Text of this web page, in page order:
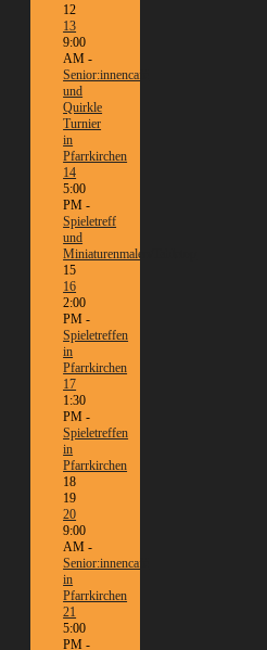
12
13
9:00
AM -
Senior:innencafé
und
Quirkle
Turnier
in
Pfarrkirchen
14
5:00
PM -
Spieletreff
und
Miniaturenmalen/Tabletop
15
16
2:00
PM -
Spieletreffen
in
Pfarrkirchen
17
1:30
PM -
Spieletreffen
in
Pfarrkirchen
18
19
20
9:00
AM -
Senior:innencafé
in
Pfarrkirchen
21
5:00
PM -